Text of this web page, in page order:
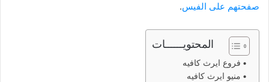
صفحتهم على الفيس.
المحتويــــــات
فروع ايرث كافيه
منيو ايرث كافيه